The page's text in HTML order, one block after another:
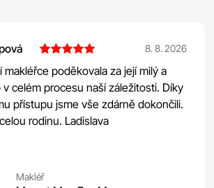
8. 8. 2026
makléřce poděkovala za její milý a
celém procesu naší záležitosti. Díky
přístupu jsme vše zdárně dokončili.
rodinu. Ladislava
Makléř